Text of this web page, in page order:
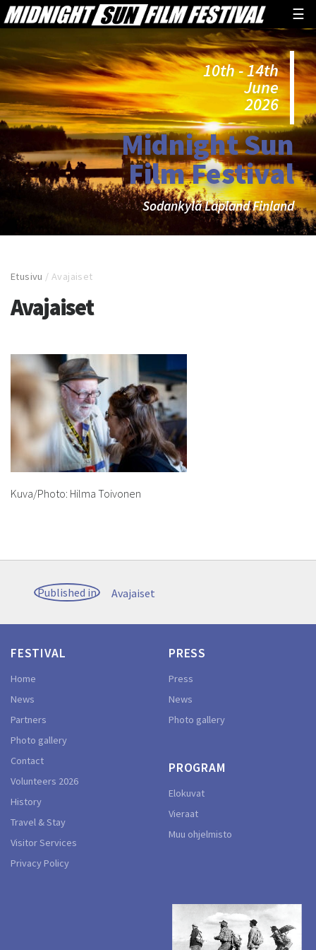
☰
10th - 14th
June
2026
Midnight Sun
Film Festival
Sodankylä Lapland Finland
Etusivu /Avajaiset
Avajaiset
Kuva/Photo: Hilma Toivonen
Post
Published in Avajaiset
FESTIVAL
Home
News
Partners
Photo gallery
Contact
Volunteers 2026
History
Travel & Stay
Visitor Services
Privacy Policy
PRESS
Press
News
Photo gallery
PROGRAM
Elokuvat
Vieraat
Muu ohjelmisto